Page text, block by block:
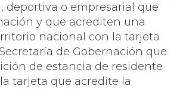
deportiva o empresarial que
y que acrediten una
nacional con la tarjeta
de Gobernación que
de estancia de residente
tarjeta que acredite la